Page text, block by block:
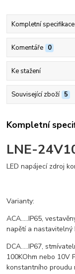
Kompletní specifikace
Komentáře 0
Ke stažení
Související zboží 5
Kompletní
LNE-
LED napájecí zdroj
Varianty:
ACA.....IP65,
napětí a
DCA.....IP67,
100KOhm nebo 10V
konstantního proudu